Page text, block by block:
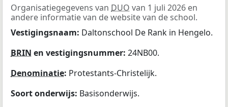
Organisatiegegevens van DUO van 1 juli 2026 en
andere informatie van de website van de school.
Vestigingsnaam: Daltonschool De Rank in Hengelo.
BRIN en vestigingsnummer: 24NB00.
Denominatie: Protestants-Christelijk.
Soort onderwijs: Basisonderwijs.